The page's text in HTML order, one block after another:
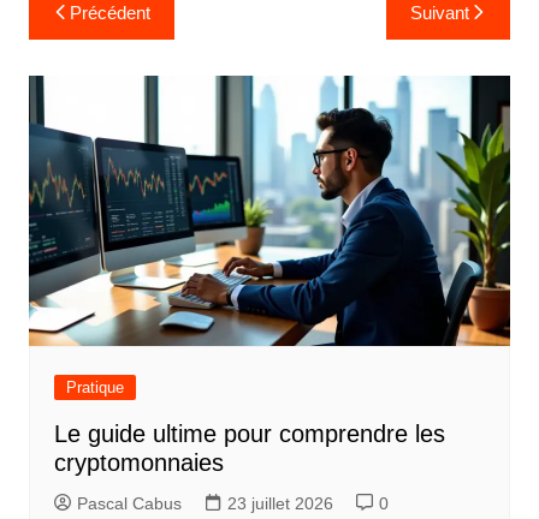
a
v
i
g
a
t
i
o
n
Précédent Suivant
Pratique
Le guide ultime pour comprendre les
cryptomonnaies
Pascal Cabus 23 juillet 2026 0